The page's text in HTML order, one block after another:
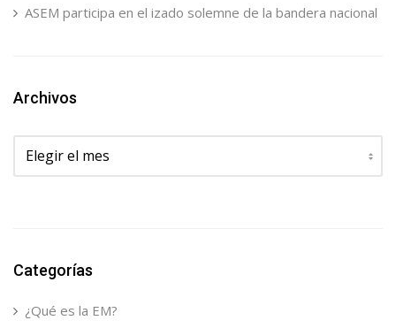
ASEM participa en el izado solemne de la bandera nacional
Archivos
Archivos
Categorías
¿Qué es la EM?